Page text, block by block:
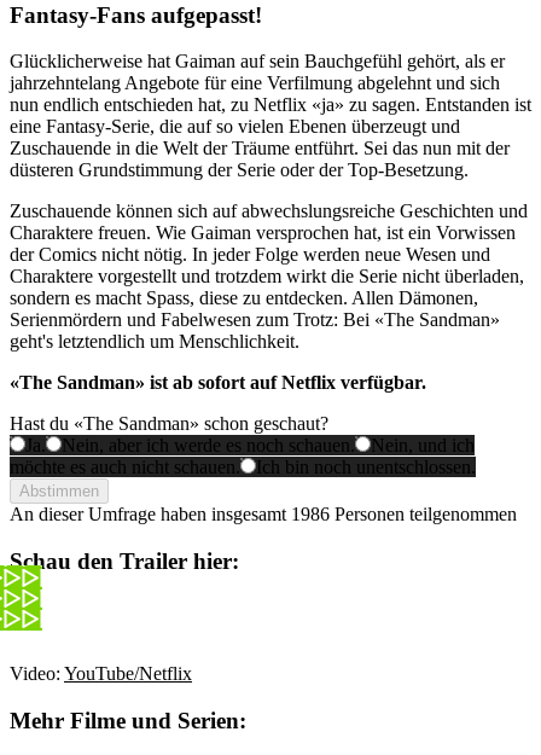
Fantasy-Fans aufgepasst!
Glücklicherweise hat Gaiman auf sein Bauchgefühl gehört, als er
jahrzehntelang Angebote für eine Verfilmung abgelehnt und sich
nun endlich entschieden hat, zu Netflix «ja» zu sagen. Entstanden ist
eine Fantasy-Serie, die auf so vielen Ebenen überzeugt und
Zuschauende in die Welt der Träume entführt. Sei das nun mit der
düsteren Grundstimmung der Serie oder der Top-Besetzung.
Zuschauende können sich auf abwechslungsreiche Geschichten und
Charaktere freuen. Wie Gaiman versprochen hat, ist ein Vorwissen
der Comics nicht nötig. In jeder Folge werden neue Wesen und
Charaktere vorgestellt und trotzdem wirkt die Serie nicht überladen,
sondern es macht Spass, diese zu entdecken. Allen Dämonen,
Serienmördern und Fabelwesen zum Trotz: Bei «The Sandman»
geht's letztendlich um Menschlichkeit.
«The Sandman» ist ab sofort auf Netflix verfügbar.
Hast du «The Sandman» schon geschaut?
Ja.
Nein, aber ich werde es noch schauen.
Nein, und ich
möchte es auch nicht schauen.
Ich bin noch unentschlossen.
Abstimmen
An dieser Umfrage haben insgesamt 1986 Personen teilgenommen
Schau den Trailer hier:
Video: YouTube/Netflix
Mehr Filme und Serien: